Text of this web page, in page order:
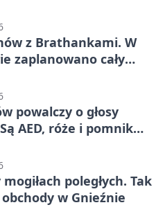
z Brathankami. W
zaplanowano cały
powalczy o głosy
AED, róże i pomnik
poległych. Tak
w Gnieźnie